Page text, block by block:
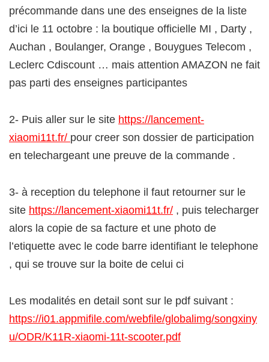
précommande dans une des enseignes de la liste
d’ici le 11 octobre : la boutique officielle MI , Darty ,
Auchan , Boulanger, Orange , Bouygues Telecom ,
Leclerc Cdiscount … mais attention AMAZON ne fait
pas parti des enseignes participantes
2- Puis aller sur le site https://lancement-
xiaomi11t.fr/ pour creer son dossier de participation
en telechargeant une preuve de la commande .
3- à reception du telephone il faut retourner sur le
site https://lancement-xiaomi11t.fr/ , puis telecharger
alors la copie de sa facture et une photo de
l’etiquette avec le code barre identifiant le telephone
, qui se trouve sur la boite de celui ci
Les modalités en detail sont sur le pdf suivant :
https://i01.appmifile.com/webfile/globalimg/songxiny
u/ODR/K11R-xiaomi-11t-scooter.pdf